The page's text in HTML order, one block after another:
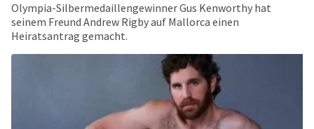
Olympia-Silbermedaillengewinner Gus Kenworthy hat
seinem Freund Andrew Rigby auf Mallorca einen
Heiratsantrag gemacht.